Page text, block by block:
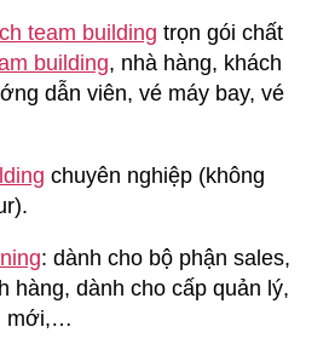
team building trọn gói chất
building, nhà hàng, khách
dẫn viên, vé máy bay, vé
chuyên nghiệp (không
: dành cho bộ phận sales,
hàng, dành cho cấp quản lý,
mới,…